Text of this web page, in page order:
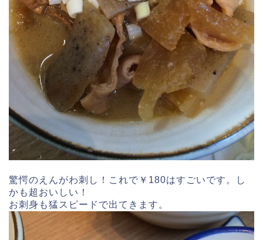
驚愕のえんがわ刺し！これで￥180はすごいです。し
かも超おいしい！
お刺身も猛スピードで出てきます。